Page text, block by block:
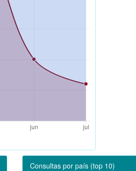
Consultas por país (top 10)